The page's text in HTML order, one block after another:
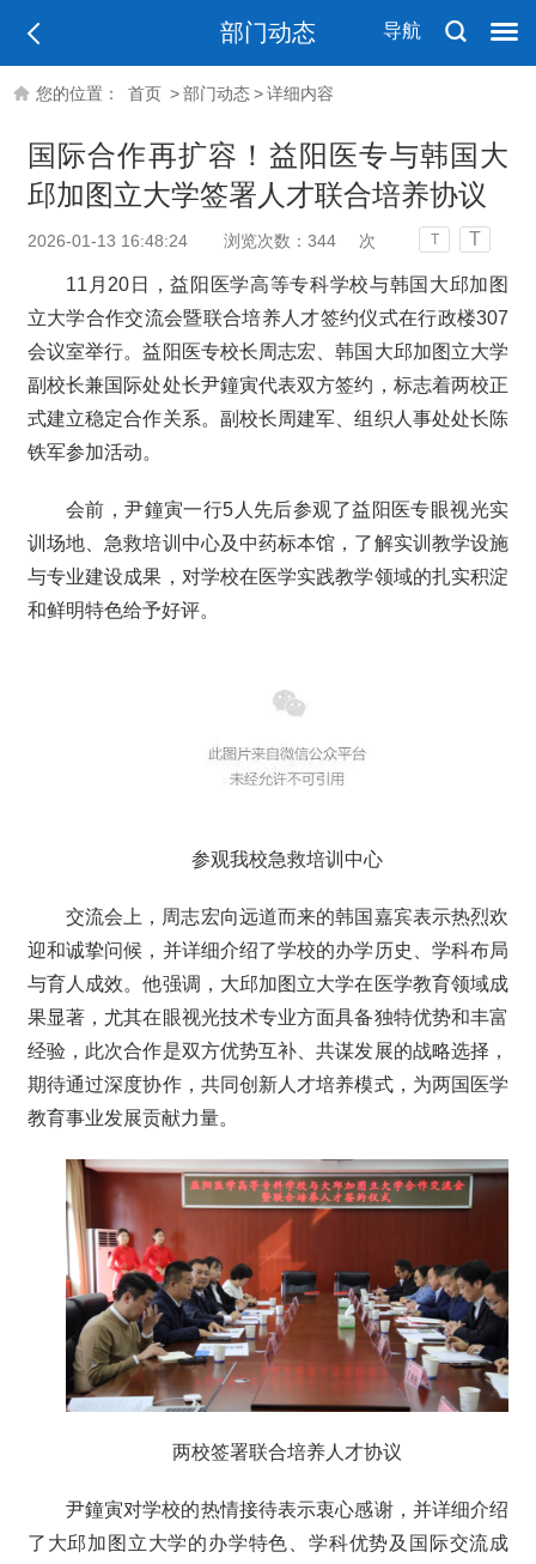
导航
部门动态
您的位置： 首页 >部门动态>详细内容
国际合作再扩容！益阳医专与韩国大
邱加图立大学签署人才联合培养协议
2026-01-13 16:48:24 浏览次数： 344 次 T T
11月20日，益阳医学高等专科学校与韩国大邱加图
立大学合作交流会暨联合培养人才签约仪式在行政楼307
会议室举行。益阳医专校长周志宏、韩国大邱加图立大学
副校长兼国际处处长尹鐘寅代表双方签约，标志着两校正
式建立稳定合作关系。副校长周建军、组织人事处处长陈
铁军参加活动。
会前，尹鐘寅一行5人先后参观了益阳医专眼视光实
训场地、急救培训中心及中药标本馆，了解实训教学设施
与专业建设成果，对学校在医学实践教学领域的扎实积淀
和鲜明特色给予好评。
参观我校急救培训中心
交流会上，周志宏向远道而来的韩国嘉宾表示热烈欢
迎和诚挚问候，并详细介绍了学校的办学历史、学科布局
与育人成效。他强调，大邱加图立大学在医学教育领域成
果显著，尤其在眼视光技术专业方面具备独特优势和丰富
经验，此次合作是双方优势互补、共谋发展的战略选择，
期待通过深度协作，共同创新人才培养模式，为两国医学
教育事业发展贡献力量。
两校签署联合培养人才协议
尹鐘寅对学校的热情接待表示衷心感谢，并详细介绍
了大邱加图立大学的办学特色、学科优势及国际交流成